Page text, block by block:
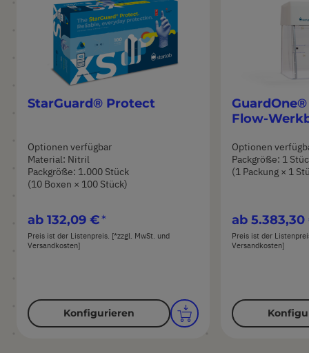
StarGuard® Protect
Optionen verfügbar
Material: Nitril
Packgröße: 1.000 Stück
(10 Boxen × 100 Stück)
ab 132,09 €
Preis ist der Listenpreis. [*zzgl. MwSt. und
Versandkosten]
Konfigurieren
Flow-
Optionen
Packgröße: 1
(1 Packung × 1
ab
Preis ist der
Versandkosten]